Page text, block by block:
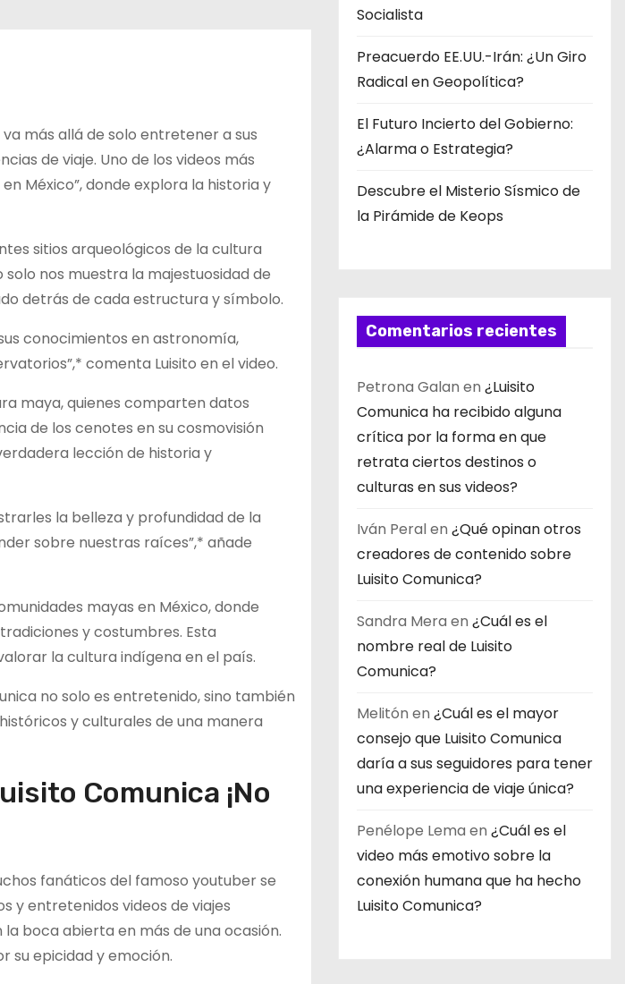
más allá de solo entretener a sus
de viaje. Uno de los videos más
México”, donde explora la historia y
sitios arqueológicos de la cultura
nos muestra la majestuosidad de
detrás de cada estructura y símbolo.
conocimientos en astronomía,
comenta Luisito en el video.
maya, quienes comparten datos
de los cenotes en su cosmovisión
lección de historia y
la belleza y profundidad de la
sobre nuestras raíces”,* añade
mayas en México, donde
y costumbres. Esta
la cultura indígena en el país.
no solo es entretenido, sino también
y culturales de una manera
Comunica ¡No
fanáticos del famoso youtuber se
y entretenidos videos de viajes
boca abierta en más de una ocasión.
su epicidad y emoción.
Socialista
Preacuerdo EE.UU.-Irán: ¿Un Giro
Radical en Geopolítica?
El Futuro Incierto del Gobierno:
¿Alarma o Estrategia?
Descubre el Misterio Sísmico de
la Pirámide de Keops
Comentarios recientes
Petrona Galan en ¿Luisito
Comunica ha recibido alguna
crítica por la forma en que
retrata ciertos destinos o
culturas en sus videos?
Iván Peralen ¿Qué opinan otros
creadores de contenido sobre
Luisito Comunica?
Sandra Mera en ¿Cuál es el
nombre real de Luisito
Comunica?
Melitón en ¿Cuál es el mayor
consejo que Luisito Comunica
daría a sus seguidores para tener
una experiencia de viaje única?
Penélope Lema en ¿Cuál es el
video más emotivo sobre la
conexión humana que ha hecho
Luisito Comunica?